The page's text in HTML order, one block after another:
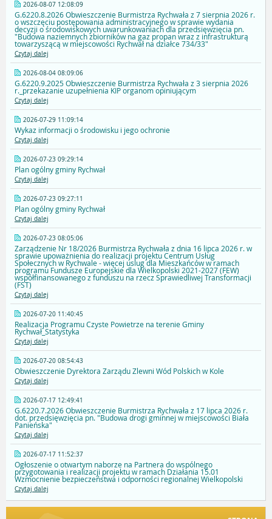
2026-08-07 12:08:09
G.6220.8.2026 Obwieszczenie Burmistrza Rychwała z 7 sierpnia 2026 r.
o wszczęciu postępowania administracyjnego w sprawie wydania
decyzji o środowiskowych uwarunkowaniach dla przedsięwzięcia pn.
"Budowa naziemnych zbiorników na gaz propan wraz z infrastrukturą
towarzyszącą w miejscowości Rychwał na działce 734/33"
Czytaj dalej
2026-08-04 08:09:06
G.6220.9.2025 Obwieszczenie Burmistrza Rychwała z 3 sierpnia 2026
r._przekazanie uzupełnienia KIP organom opiniującym
Czytaj dalej
2026-07-29 11:09:14
Wykaz informacji o środowisku i jego ochronie
Czytaj dalej
2026-07-23 09:29:14
Plan ogólny gminy Rychwał
Czytaj dalej
2026-07-23 09:27:11
Plan ogólny gminy Rychwał
Czytaj dalej
2026-07-23 08:05:06
Zarządzenie Nr 18/2026 Burmistrza Rychwała z dnia 16 lipca 2026 r. w
sprawie upoważnienia do realizacji projektu Centrum Usług
Społecznych w Rychwale - więcej uslug dla Mieszkańców w ramach
programu Fundusze Europejskie dla Wielkopolski 2021-2027 (FEW)
współfinansowanego z funduszu na rzecz Sprawiedliwej Transformacji
(FST)
Czytaj dalej
2026-07-20 11:40:45
Realizacja Programu Czyste Powietrze na terenie Gminy
Rychwał_Statystyka
Czytaj dalej
2026-07-20 08:54:43
Obwieszczenie Dyrektora Zarządu Zlewni Wód Polskich w Kole
Czytaj dalej
2026-07-17 12:49:41
G.6220.7.2026 Obwieszczenie Burmistrza Rychwała z 17 lipca 2026 r.
dot. przedsięwzięcia pn. "Budowa drogi gminnej w miejscowości Biała
Panieńska"
Czytaj dalej
2026-07-17 11:52:37
Ogłoszenie o otwartym naborze na Partnera do wspólnego
przygotowania i realizacji projektu w ramach Działania 15.01
Wzmocnienie bezpieczeństwa i odporności regionalnej Wielkopolski
Czytaj dalej